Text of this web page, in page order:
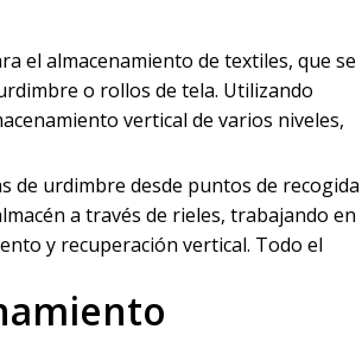
el almacenamiento de textiles, que se
o rollos de tela. Utilizando
vertical de varios niveles,
de urdimbre desde puntos de recogida
a través de rieles, trabajando en
y recuperación vertical. Todo el